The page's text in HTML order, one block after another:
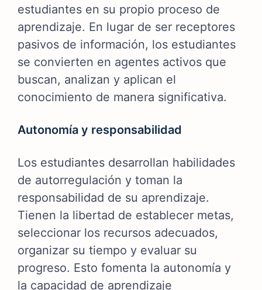
estudiantes en su propio proceso de
aprendizaje. En lugar de ser receptores
pasivos de información, los estudiantes
se convierten en agentes activos que
buscan, analizan y aplican el
conocimiento de manera significativa.
Autonomía y responsabilidad
Los estudiantes desarrollan habilidades
de autorregulación y toman la
responsabilidad de su aprendizaje.
Tienen la libertad de establecer metas,
seleccionar los recursos adecuados,
organizar su tiempo y evaluar su
progreso. Esto fomenta la autonomía y
la capacidad de aprendizaje